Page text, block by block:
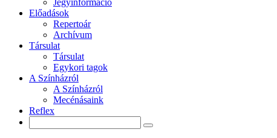
Jegyinformáció
Előadások
Repertoár
Archívum
Társulat
Társulat
Egykori tagok
A Színházról
A Színházról
Mecénásaink
Reflex